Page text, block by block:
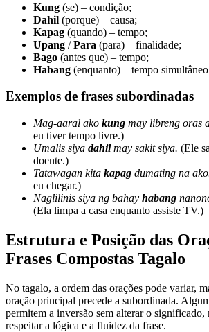
Kung (se) – condição;
Dahil (porque) – causa;
Kapag (quando) – tempo;
Upang /Para (para) – finalidade;
Bago (antes que) – tempo;
Habang (enquanto) – tempo
Exemplos de frases subordinadas
Mag-aaral ako kung may libreng oras
eu tiver tempo livre.)
Umalis siya dahilmay sakit siya. (Ele
doente.)
Tatawagan kita kapag dumating na
eu chegar.)
Naglilinis siya ng bahay habang
(Ela limpa a casa enquanto assiste TV.)
Estrutura e Posição das
Frases Compostas Tagalo
No tagalo, a ordem das orações pode variar,
oração principal precede a subordinada.
permitem a inversão sem alterar o significado,
respeitar a lógica e a fluidez da frase.